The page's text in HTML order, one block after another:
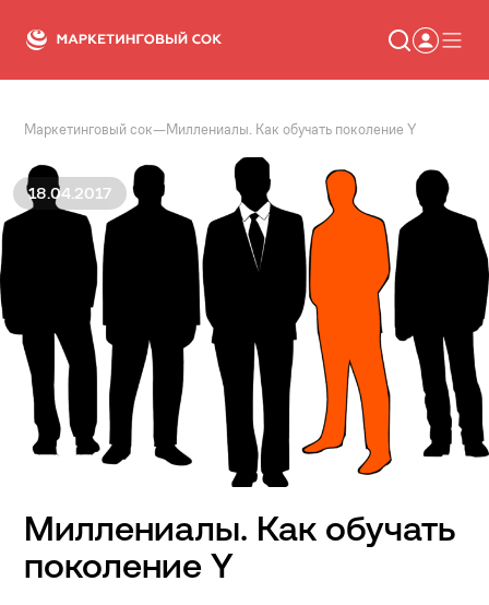
Статьи
Новости
Сервисы
Словарь
Консалтинг
Маркетинговый сок—Миллениалы. Как обучать поколение Y
18.04.2017
Миллениалы. Как обучать
поколение Y